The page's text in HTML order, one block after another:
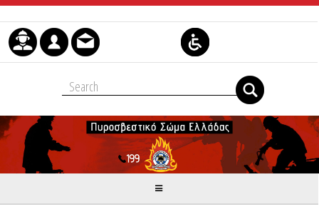
Skip to Content